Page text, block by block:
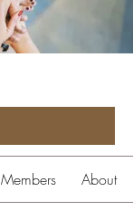
Members About